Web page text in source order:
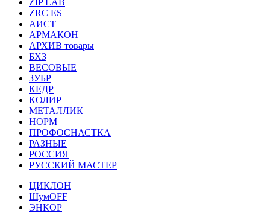
ZIP LAB
ZRC ES
АИСТ
АРМАКОН
АРХИВ товары
БХЗ
ВЕСОВЫЕ
ЗУБР
КЕДР
КОЛИР
МЕТАЛЛИК
НОРМ
ПРОФОСНАСТКА
РАЗНЫЕ
РОССИЯ
РУССКИЙ МАСТЕР
ЦИКЛОН
ШумOFF
ЭНКОР